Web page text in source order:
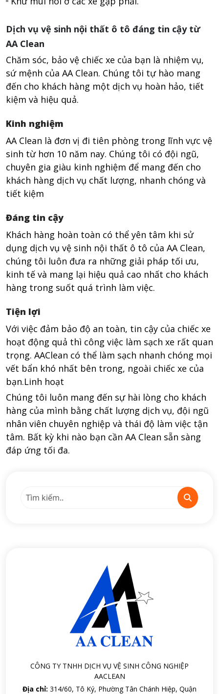
Dịch vụ vệ sinh nội thất ô tô đáng tin cậy từ
AA Clean
Chăm sóc, bảo vệ chiếc xe của bạn là nhiệm vụ,
sứ mệnh của AA Clean. Chúng tôi tự hào mang
đến cho khách hàng một dịch vụ hoàn hảo, tiết
kiệm và hiệu quả.
Kinh nghiệm
AA Clean là đơn vị đi tiên phòng trong lĩnh vực vệ
sinh từ hơn 10 năm nay. Chúng tôi có đội ngũ,
chuyên gia giàu kinh nghiệm để mang đến cho
khách hàng dịch vụ chất lượng, nhanh chóng và
tiết kiệm
Đáng tin cậy
Khách hàng hoàn toàn có thể yên tâm khi sử
dụng dịch vụ vệ sinh nội thất ô tô của AA Clean,
chúng tôi luôn đưa ra những giải pháp tối ưu,
kinh tế và mang lại hiệu quả cao nhất cho khách
hàng trong suốt quá trình làm việc.
Tiện lợi
Với việc đảm bảo độ an toàn, tin cậy của chiếc xe
hoạt động quả thì công việc làm sạch xe rất quan
trọng. AAClean có thể làm sạch nhanh chóng mọi
vết bẩn khó nhất bên trong, ngoài chiếc xe của
bạn.Linh hoạt
Chúng tôi luôn mang đến sự hài lòng cho khách
hàng của mình bằng chất lượng dịch vụ, đội ngũ
nhân viên chuyên nghiệp và thái độ làm việc tận
tâm. Bất kỳ khi nào bạn cần AA Clean sẵn sàng
đáp ứng tối đa.
CÔNG TY TNHH DỊCH VỤ VỆ SINH CÔNG NGHIỆP
AACLEAN
Địa chỉ: 314/60, Tô Ký, Phường Tân Chánh Hiệp, Quận